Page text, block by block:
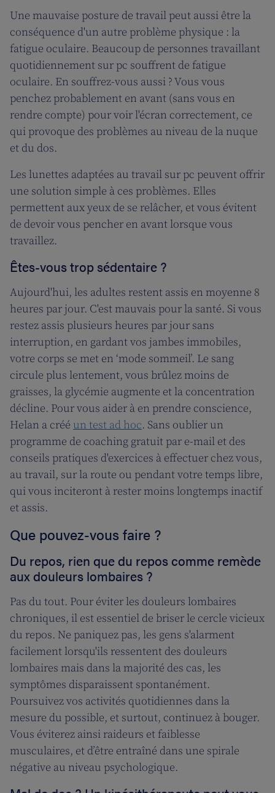
Une mauvaise posture de travail peut aussi être la
conséquence d'un autre problème physique : la
fatigue oculaire. Beaucoup de personnes travaillant
quotidiennement sur pc souffrent de fatigue
oculaire. En souffrez-vous aussi ? Vous vous
penchez probablement en avant (sans vous en
rendre compte) pour voir l'écran correctement, ce
qui provoque des problèmes au niveau de la nuque
et du dos.
Les lunettes adaptées au travail sur pc peuvent offrir
une solution simple à ces problèmes. Elles
permettent aux yeux de se relâcher, et vous évitent
de devoir vous pencher en avant lorsque vous
travaillez.
Êtes-vous trop sédentaire ?
Aujourd'hui, les adultes restent assis en moyenne 8
heures par jour. C'est mauvais pour la santé. Si vous
restez assis plusieurs heures par jour sans
interruption, en gardant vos jambes immobiles,
votre corps se met en ‘mode sommeil’. Le sang
circule plus lentement, vous brûlez moins de
graisses, la glycémie augmente et la concentration
décline. Pour vous aider à en prendre conscience,
Helan a créé un test ad hoc. Sans oublier un
programme de coaching gratuit par e-mail et des
conseils pratiques d'exercices à effectuer chez vous,
au travail, sur la route ou pendant votre temps libre,
qui vous inciteront à rester moins longtemps inactif
et assis.
Que pouvez-vous faire ?
Du repos, rien que du repos comme remède
aux douleurs lombaires ?
Pas du tout. Pour éviter les douleurs lombaires
chroniques, il est essentiel de briser le cercle vicieux
du repos. Ne paniquez pas, les gens s'alarment
facilement lorsqu'ils ressentent des douleurs
lombaires mais dans la majorité des cas, les
symptômes disparaissent spontanément.
Poursuivez vos activités quotidiennes dans la
mesure du possible, et surtout, continuez à bouger.
Vous éviterez ainsi raideurs et faiblesse
musculaires, et d’être entraîné dans une spirale
négative au niveau psychologique.